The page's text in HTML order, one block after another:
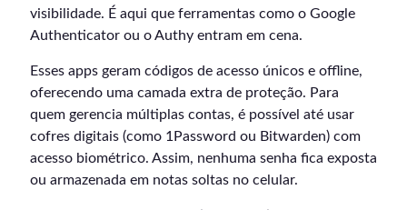
visibilidade. É aqui que ferramentas como o Google
Authenticator ou o Authy entram em cena.
Esses apps geram códigos de acesso únicos e offline,
oferecendo uma camada extra de proteção. Para
quem gerencia múltiplas contas, é possível até usar
cofres digitais (como 1Password ou Bitwarden) com
acesso biométrico. Assim, nenhuma senha fica exposta
ou armazenada em notas soltas no celular.